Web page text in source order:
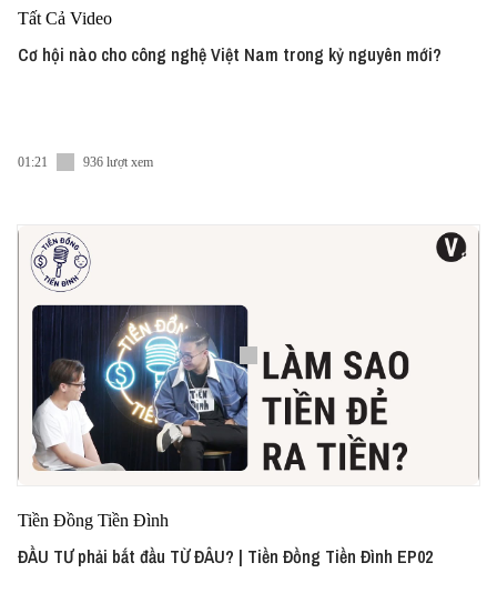
Tất Cả Video
Cơ hội nào cho công nghệ Việt Nam trong kỷ nguyên mới?
01:21 936 lượt xem
Tiền Đồng Tiền Đình
ĐẦU TƯ phải bắt đầu TỪ ĐÂU? | Tiền Đồng Tiền Đình EP02